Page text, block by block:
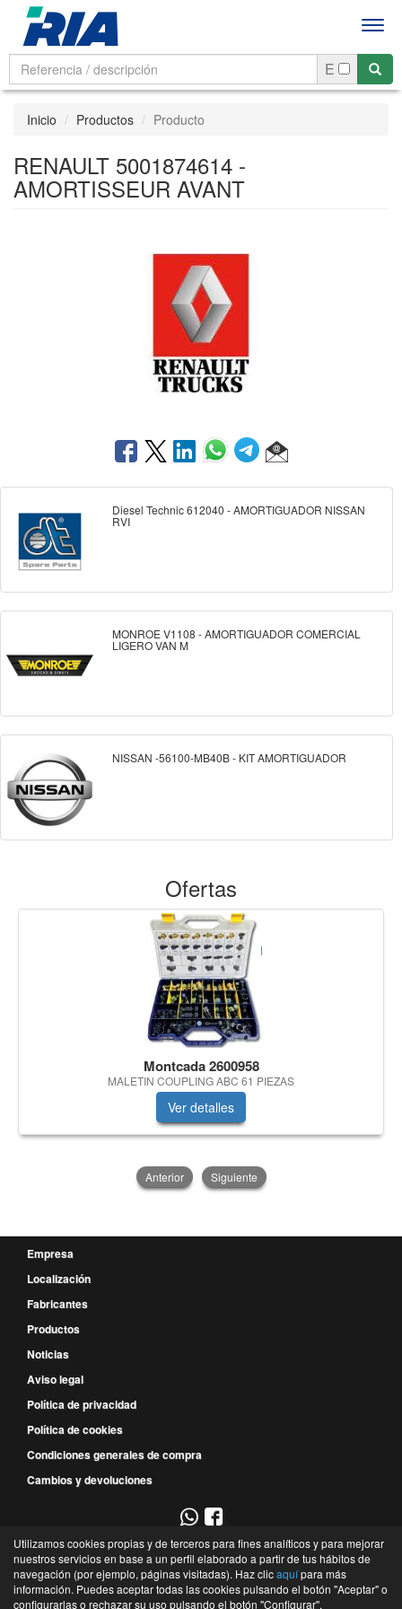
E
Inicio Productos Producto
RENAULT 5001874614 -
AMORTISSEUR AVANT
Diesel Technic 612040 - AMORTIGUADOR NISSAN
RVI
MONROE V1108 - AMORTIGUADOR COMERCIAL
LIGERO VAN M
NISSAN -56100-MB40B - KIT AMORTIGUADOR
Ofertas
Montcada 2600958
MALETIN COUPLING ABC 61 PIEZAS
Ver detalles
Anterior Siguiente
Empresa
Localización
Fabricantes
Productos
Noticias
Aviso legal
Política de privacidad
Política de cookies
Condiciones generales de compra
Cambios y devoluciones
967 52 29 00
P.E. Campollano - Avda. 4ª, 9 - Nave 3B - 02007 - Albacete - Albacete - España
©Recambios Industriales de Albacete- 2026 -Tienda online de recambios de Gira
Utilizamos cookies propias y de terceros para fines analíticos y para mejorar
nuestros servicios en base a un perfil elaborado a partir de tus hábitos de
navegación (por ejemplo, páginas visitadas). Haz clicaquípara más
información. Puedes aceptar todas las cookies pulsando el botón "Aceptar" o
configurarlas o rechazar su uso pulsando el botón "Configurar".